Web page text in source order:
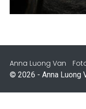
Anna Luong Van
© 2026 - Anna Luong